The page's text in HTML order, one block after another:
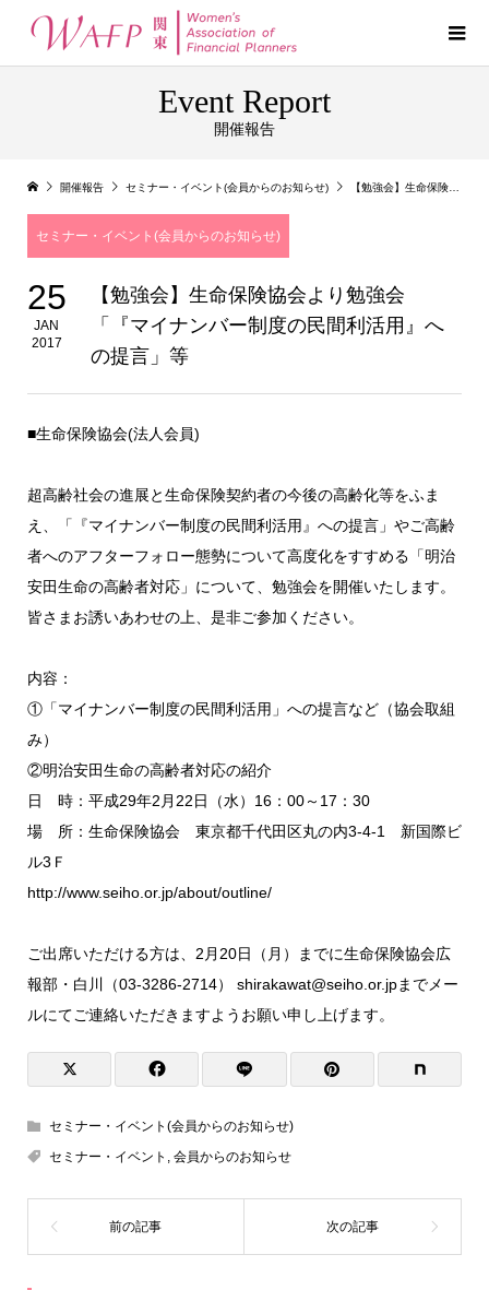
Event Report
開催報告
開催報告 セミナー・イベント(会員からのお知らせ) 【勉強会】生命保険協会より勉強会「『マイナンバー制度の民間利活用』への提言」等
セミナー・イベント(会員からのお知らせ)
25
JAN
2017
【勉強会】生命保険協会より勉強会
「『マイナンバー制度の民間利活用』へ
の提言」等
■生命保険協会(法人会員)
超高齢社会の進展と生命保険契約者の今後の高齢化等をふま
え、「『マイナンバー制度の民間利活用』への提言」やご高齢
者へのアフターフォロー態勢について高度化をすすめる「明治
安田生命の高齢者対応」について、勉強会を開催いたします。
皆さまお誘いあわせの上、是非ご参加ください。
内容：
①「マイナンバー制度の民間利活用」への提言など（協会取組
み）
②明治安田生命の高齢者対応の紹介
日 時：平成29年2月22日（水）16：00～17：30
場 所：生命保険協会 東京都千代田区丸の内3-4-1 新国際ビ
ル3Ｆ
http://www.seiho.or.jp/about/outline/
ご出席いただける方は、2月20日（月）までに生命保険協会広
報部・白川（03-3286-2714） shirakawat@seiho.or.jpまでメー
ルにてご連絡いただきますようお願い申し上げます。
セミナー・イベント(会員からのお知らせ)
セミナー・イベント , 会員からのお知らせ